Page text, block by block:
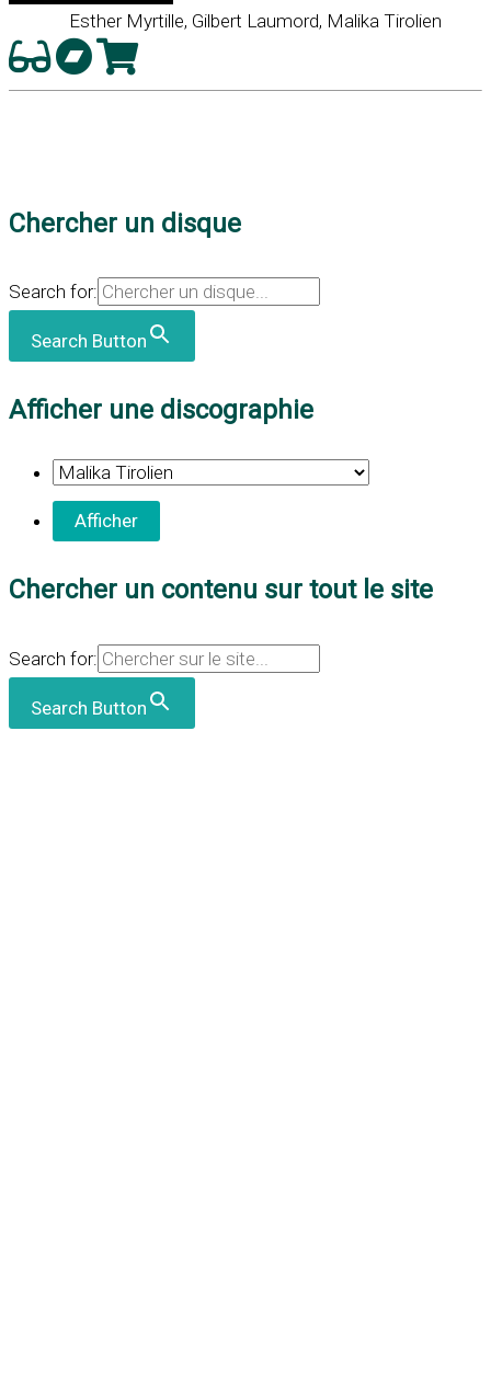
Esther Myrtille, Gilbert Laumord, Malika Tirolien
Chercher un disque
Search for:
Search Button
Afficher une discographie
Chercher un contenu sur tout le site
Search for:
Search Button